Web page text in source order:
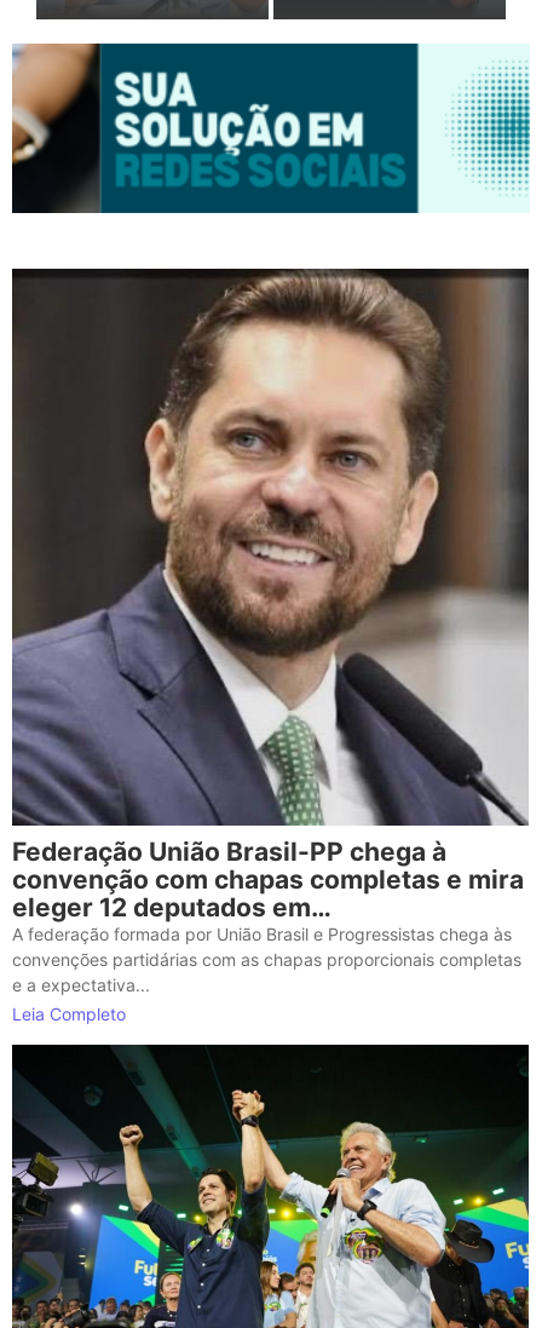
Federação União Brasil-PP chega à
convenção com chapas completas e mira
eleger 12 deputados em…
A federação formada por União Brasil e Progressistas chega às
convenções partidárias com as chapas proporcionais completas
e a expectativa...
Leia Completo